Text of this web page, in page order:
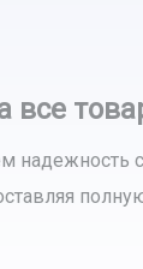
все
надежность